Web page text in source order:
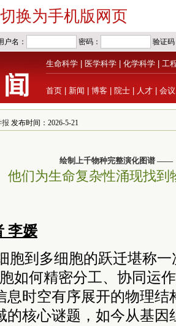
换为手机版网页
生命科学 医学科学 化学科学 工
首页 新闻 博客 院士 人才 会议
报 发布时间：2026-5-21
绘制上千物种完整演化图谱 ——
他们为生命复杂性涌现找到
李媛
胞到多细胞的跃迁堪称
如何精密分工、协同运
息时空有序展开的物理结
的核心谜题，如今从基因